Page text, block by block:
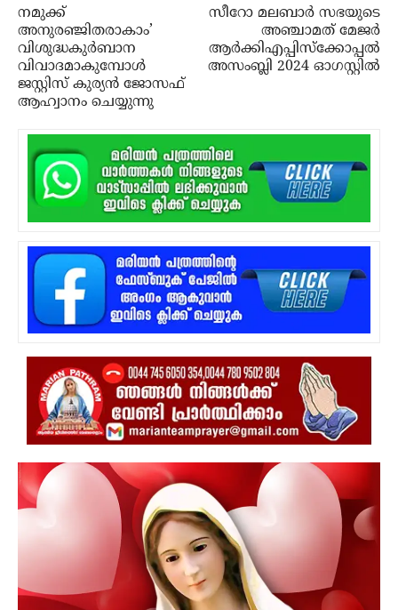
നമുക്ക്
അനുരഞ്ജിതരാകാം’
വിശുദ്ധകുര്‍ബാന
വിവാദമാകുമ്പോള്‍
ജസ്റ്റിസ് കുര്യന്‍ ജോസഫ്
ആഹ്വാനം ചെയ്യുന്നു
സീറോ മലബാര്‍ സഭയുടെ
അഞ്ചാമത് മേജര്‍
ആര്‍ക്കിഎപ്പിസ്‌ക്കോപ്പല്‍
അസംബ്ലി 2024 ഓഗസ്റ്റില്‍